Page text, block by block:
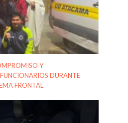
Y
DURANTE
FRONTAL